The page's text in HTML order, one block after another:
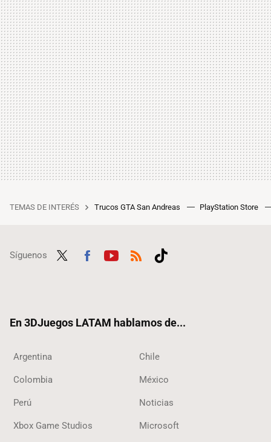
TEMAS DE INTERÉS Trucos GTA San Andreas PlayStation Store
Síguenos
En 3DJuegos LATAM hablamos de...
Argentina Chile
Colombia México
Perú Noticias
Xbox Game Studios Microsoft